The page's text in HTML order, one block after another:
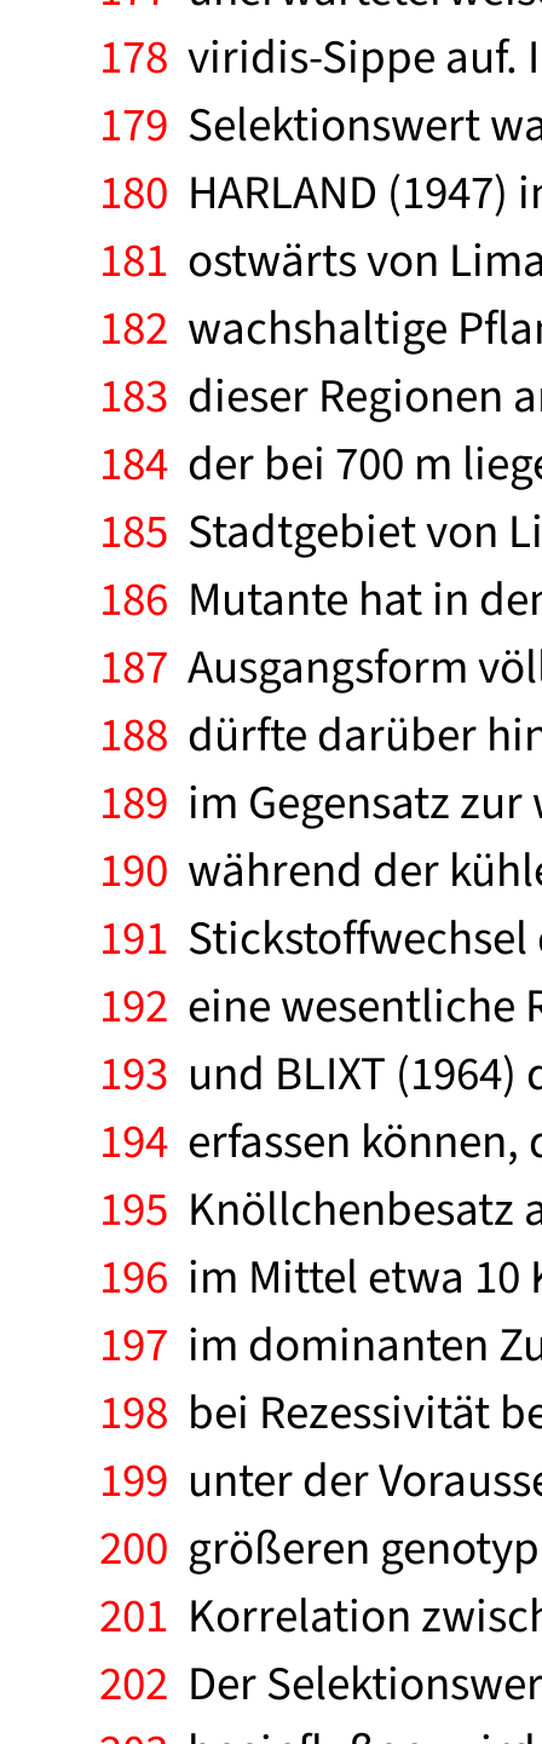
178 viridis-Sippe auf.
179 Selektionswert
180 HARLAND
181 ostwärts von
182 wachshaltige
183 dieser Regionen
184 der bei 700 m
185 Stadtgebiet von
186 Mutante hat in
187 Ausgangsform
188 dürfte darüber
189 im Gegensatz
190 während der
191
192 eine wesentliche
193 und BLIXT
194 erfassen
195 Knöllchenbesatz
196 im Mittel etwa 10
197 im dominanten
198 bei Rezessivität
199 unter der
200 größeren
201 Korrelation
202 Der